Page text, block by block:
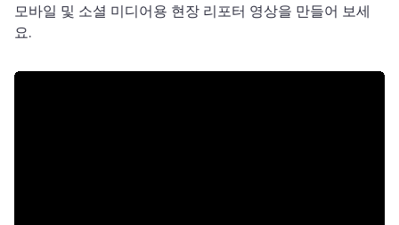
모바일 및 소셜 미디어용 현장 리포터 영상을 만들어 보세
요.